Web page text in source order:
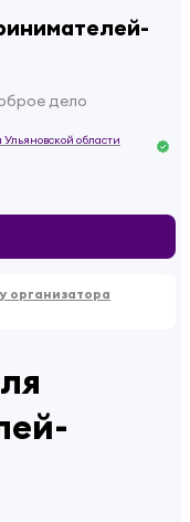
дело
области
организатора